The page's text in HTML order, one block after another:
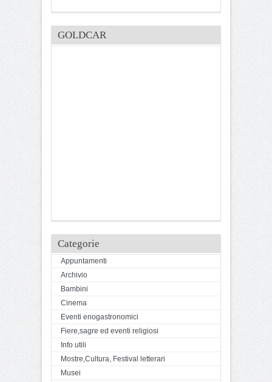
GOLDCAR
Categorie
Appuntamenti
Archivio
Bambini
Cinema
Eventi enogastronomici
Fiere,sagre ed eventi religiosi
Info utili
Mostre,Cultura, Festival letterari
Musei